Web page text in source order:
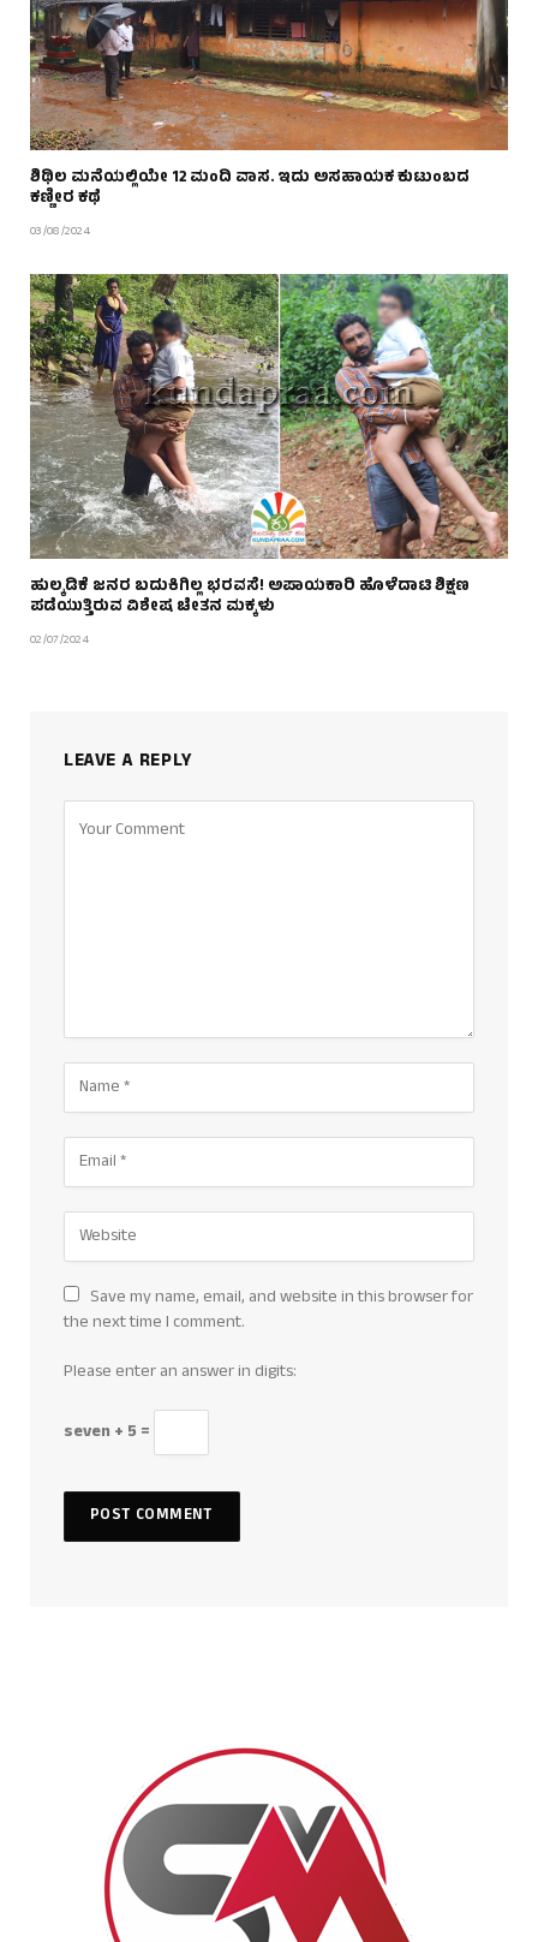
ಶಿಥಿಲ ಮನೆಯಲ್ಲಿಯೇ 12 ಮಂದಿ ವಾಸ. ಇದು ಅಸಹಾಯಕ ಕುಟುಂಬದ
ಕಣ್ಣೀರ ಕಥೆ
03/08/2024
ಹುಲ್ಕಡಿಕೆ ಜನರ ಬದುಕಿಗಿಲ್ಲ ಭರವಸೆ! ಅಪಾಯಕಾರಿ ಹೊಳೆದಾಟಿ ಶಿಕ್ಷಣ
ಪಡೆಯುತ್ತಿರುವ ವಿಶೇಷ ಚೇತನ ಮಕ್ಕಳು
02/07/2024
LEAVE A REPLY
Save my name, email, and website in this browser for
the next time I comment.
Please enter an answer in digits:
seven + 5 =